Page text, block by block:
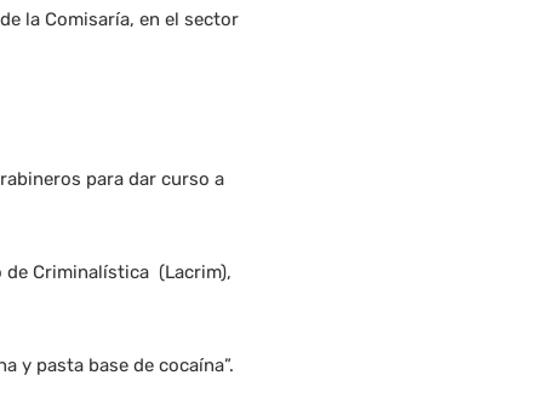
la Comisaría, en el sector
para dar curso a
de Criminalística (Lacrim),
y pasta base de cocaína”.